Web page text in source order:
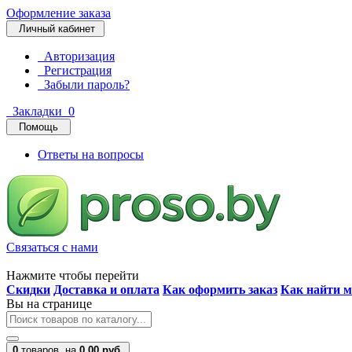
Оформление заказа
Личный кабинет
Авторизация
Регистрация
Забыли пароль?
Закладки 0
Помощь
Ответы на вопросы
Связаться с нами
Нажмите чтобы перейти
Скидки Доставка и оплата Как оформить заказ Как найти
Вы на странице